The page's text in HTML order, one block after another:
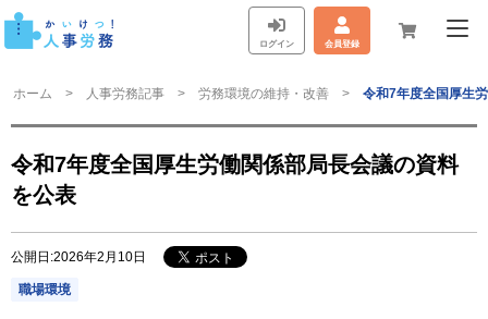
ログイン 会員登録
ホーム 人事労務記事 労務環境の維持・改善 令和7年度全国厚生
令和7年度全国厚生労働関係部局長会議の資料
を公表
公開日:2026年2月10日
職場環境